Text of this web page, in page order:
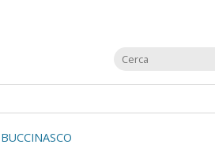
BUCCINASCO